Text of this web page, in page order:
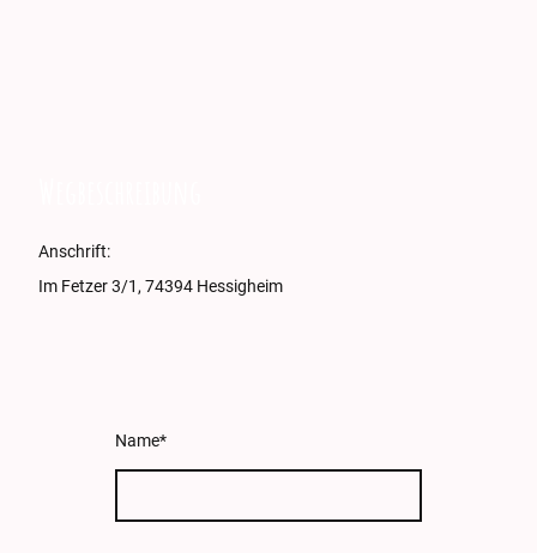
Anschrift:
Im Fetzer 3/1, 74394 Hessigheim
Name*